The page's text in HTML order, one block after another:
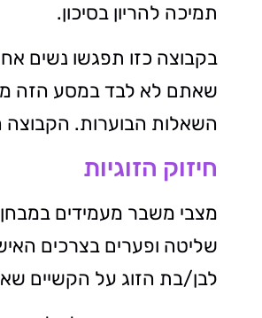
תמיכה להריון בסיכון.
בקבוצה כזו תפגשו נשים
שאתם לא לבד במסע הזה
השאלות הבוערות. הקבוצה
חיזוק הזוגיות
מצבי משבר מעמידים
שליטה ופערים בצרכים
לבן/בת הזוג על הקשיים